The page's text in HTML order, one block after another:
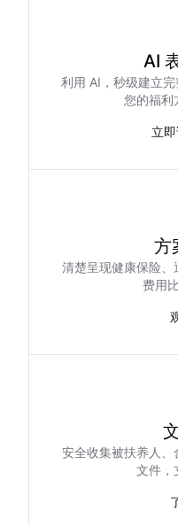
AI
利用 AI，秒级建立
您的福利
立
方
清楚呈现健康保险
费用
安全收集被扶养人
文件，